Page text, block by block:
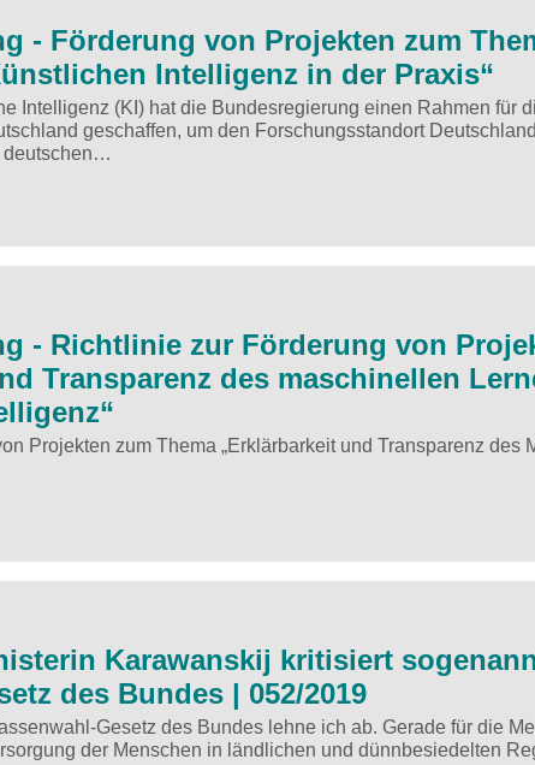
- Förderung von Projekten zum
Intelligenz in der Praxis“
Intelligenz (KI) hat die Bundesregierung einen Rahmen für
geschaffen, um den Forschungsstandort
deutschen…
- Richtlinie zur Förderung von
Transparenz des maschinellen
Projekten zum Thema „Erklärbarkeit und Transparenz des
Karawanskij kritisiert
des Bundes | 052/2019
Gesetz des Bundes lehne ich ab. Gerade für die
der Menschen in ländlichen und dünnbesiedelten